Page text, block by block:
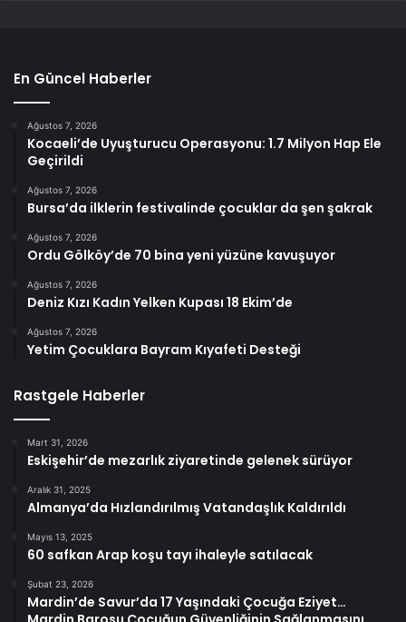
En Güncel Haberler
Ağustos 7, 2026
Kocaeli’de Uyuşturucu Operasyonu: 1.7 Milyon Hap Ele
Geçirildi
Ağustos 7, 2026
Bursa’da ilklerin festivalinde çocuklar da şen şakrak
Ağustos 7, 2026
Ordu Gölköy’de 70 bina yeni yüzüne kavuşuyor
Ağustos 7, 2026
Deniz Kızı Kadın Yelken Kupası 18 Ekim’de
Ağustos 7, 2026
Yetim Çocuklara Bayram Kıyafeti Desteği
Rastgele Haberler
Mart 31, 2026
Eskişehir’de mezarlık ziyaretinde gelenek sürüyor
Aralık 31, 2025
Almanya’da Hızlandırılmış Vatandaşlık Kaldırıldı
Mayıs 13, 2025
60 safkan Arap koşu tayı ihaleyle satılacak
Şubat 23, 2026
Mardin’de Savur’da 17 Yaşındaki Çocuğa Eziyet…